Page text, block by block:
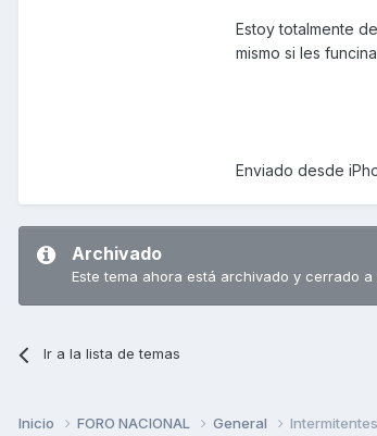
Estoy totalmente
mismo si les
Enviado desde
Archivado
Este tema ahora está archivado y cerrado
Ir a la lista de temas
Inicio FORO NACIONAL General Intermitentes